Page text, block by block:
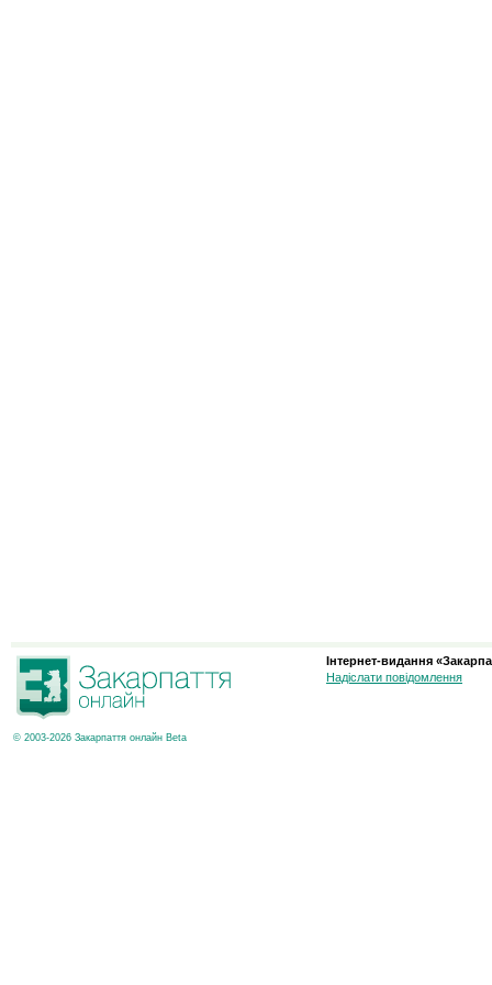
© 2003-2026 Закарпаття онлайн Beta
Інтернет-видання
Надіслати повідомлення